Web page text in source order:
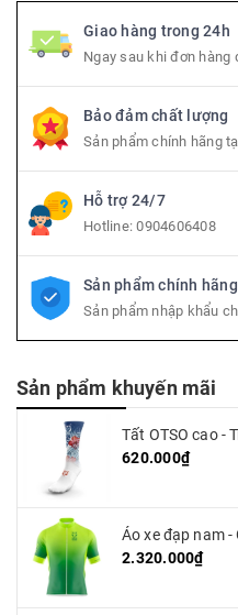
Giao hàng trong 24h
Ngay sau khi đơn hàng
Bảo đảm chất lượng
Sản phẩm chính hãng
Hỗ trợ 24/7
Hotline:0904606408
Sản phẩm chính hãng
Sản phẩm nhập khẩu
Sản phẩm khuyến mãi
Tất OTSO cao -
620.000₫
Áo xe đạp nam -
2.320.000₫